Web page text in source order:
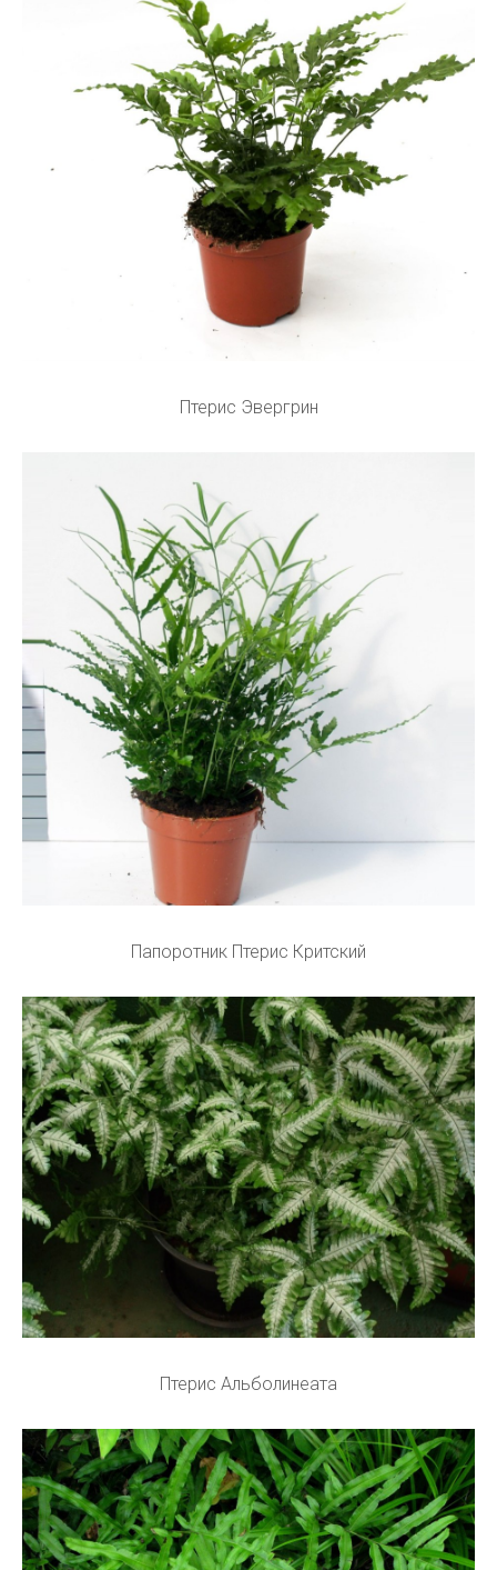
Птерис Эвергрин
Папоротник Птерис Критский
Птерис Альболинеата